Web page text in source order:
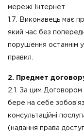
мережі Інтернет.
1.7. Виконавець має
який час без
порушення останнім
правил.
2. Предмет
2.1. За цим
бере на себе
консультаційні
(надання права